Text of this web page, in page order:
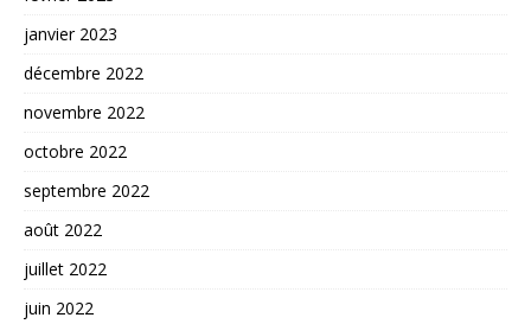
janvier 2023
décembre 2022
novembre 2022
octobre 2022
septembre 2022
août 2022
juillet 2022
juin 2022